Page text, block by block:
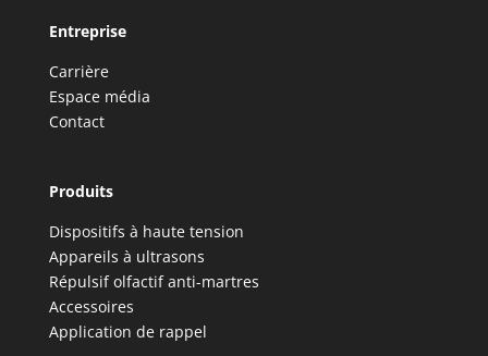
Entreprise
Carrière
Espace média
Contact
Produits
Dispositifs à haute tension
Appareils à ultrasons
Répulsif olfactif anti-martres
Accessoires
Application de rappel